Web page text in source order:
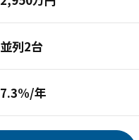
並列2台
7.3%/年